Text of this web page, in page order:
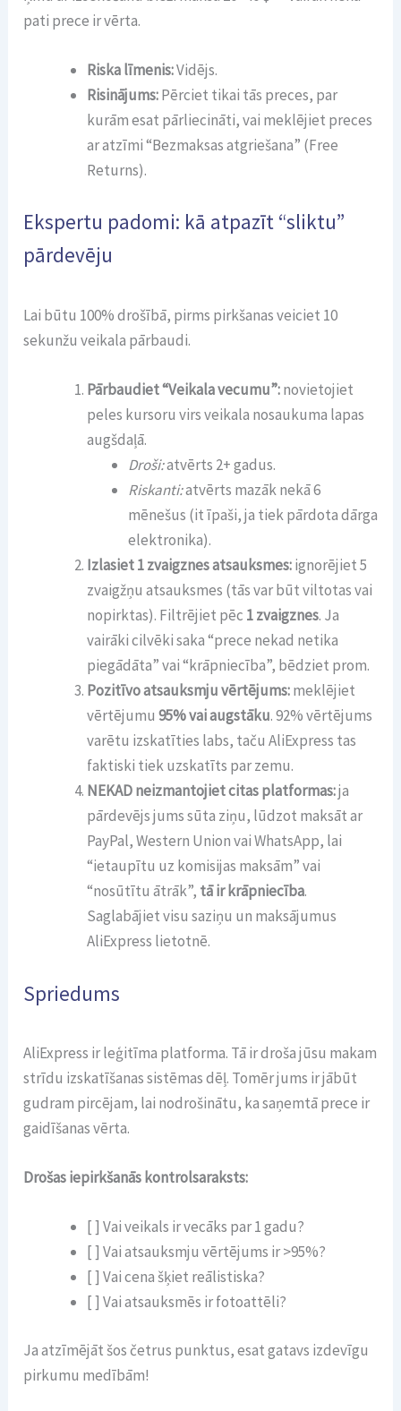
pati prece ir vērta.
Riska līmenis:Vidējs.
Risinājums:Pērciet tikai tās preces, par
kurām esat pārliecināti, vai meklējiet preces
ar atzīmi “Bezmaksas atgriešana” (Free
Returns).
Ekspertu padomi: kā atpazīt “sliktu”
pārdevēju
Lai būtu 100% drošībā, pirms pirkšanas veiciet 10
sekunžu veikala pārbaudi.
Pārbaudiet “Veikala vecumu”:novietojiet
peles kursoru virs veikala nosaukuma lapas
augšdaļā.
Droši:atvērts 2+ gadus.
Riskanti:atvērts mazāk nekā 6
mēnešus (it īpaši, ja tiek pārdota dārga
elektronika).
Izlasiet 1 zvaigznes atsauksmes:ignorējiet 5
zvaigžņu atsauksmes (tās var būt viltotas vai
nopirktas). Filtrējiet pēc 1 zvaigznes. Ja
vairāki cilvēki saka “prece nekad netika
piegādāta” vai “krāpniecība”, bēdziet prom.
Pozitīvo atsauksmju vērtējums:meklējiet
vērtējumu95% vai augstāku. 92% vērtējums
varētu izskatīties labs, taču AliExpress tas
faktiski tiek uzskatīts par zemu.
NEKAD neizmantojiet citas platformas:ja
pārdevējs jums sūta ziņu, lūdzot maksāt ar
PayPal, Western Union vai WhatsApp, lai
“ietaupītu uz komisijas maksām” vai
“nosūtītu ātrāk”, tā ir krāpniecība.
Saglabājiet visu saziņu un maksājumus
AliExpress lietotnē.
Spriedums
AliExpress ir leģitīma platforma. Tā ir droša jūsu makam
strīdu izskatīšanas sistēmas dēļ. Tomēr jums ir jābūt
gudram pircējam, lai nodrošinātu, ka saņemtā prece ir
gaidīšanas vērta.
Drošas iepirkšanās kontrolsaraksts:
[ ] Vai veikals ir vecāks par 1 gadu?
[ ] Vai atsauksmju vērtējums ir >95%?
[ ] Vai cena šķiet reālistiska?
[ ] Vai atsauksmēs ir fotoattēli?
Ja atzīmējāt šos četrus punktus, esat gatavs izdevīgu
pirkumu medībām!